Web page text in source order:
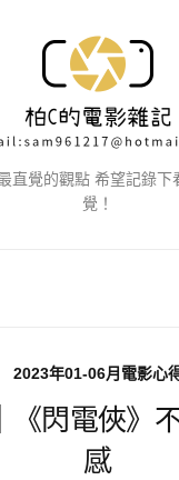
直覺的觀點 希望記錄下
覺！
2023年01-06月電影心
《閃電俠》
感